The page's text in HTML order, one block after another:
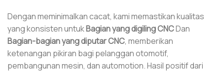
Dengan meminimalkan cacat, kami memastikan kualitas
yang konsisten untukBagian yang digiling CNCDan
Bagian-bagian yang diputar CNC, memberikan
ketenangan pikiran bagi pelanggan otomotif,
pembangunan mesin, dan automotion. Hasil positif dari